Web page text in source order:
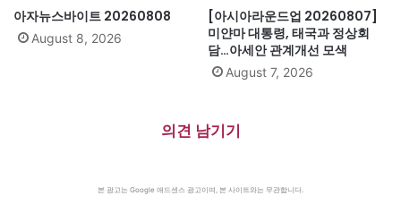
아자뉴스바이트 20260808
August 8, 2026
[아시아라운드업 20260807]
미얀마 대통령, 태국과 정상회
담…아세안 관계개선 모색
August 7, 2026
의견 남기기
본 광고는 Google 애드센스 광고이며, 본 사이트와는 무관합니다.